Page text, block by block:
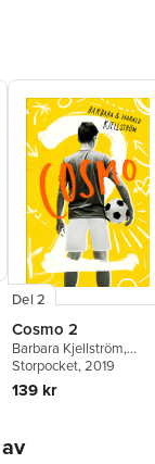
Del 2
Cosmo 2
Barbara Kjellström,
Harald Kjellström
Storpocket, 2019
139 kr